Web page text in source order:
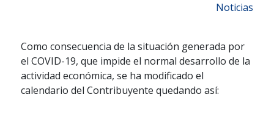
Noticias
Como consecuencia de la situación generada por
el COVID-19, que impide el normal desarrollo de la
actividad económica, se ha modificado el
calendario del Contribuyente quedando así: